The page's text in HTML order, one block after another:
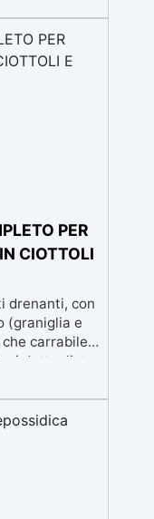
passaggi,
✅ Risultati
e con finitura
PER
CIOTTOLI
drenanti, con
(graniglia e
carrabile.
dettagliate
bisogno di
telefonica
rinnova le
evitando
24h ✅